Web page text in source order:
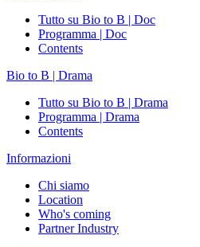
Tutto su Bio to B | Doc
Programma | Doc
Contents
Bio to B | Drama
Tutto su Bio to B | Drama
Programma | Drama
Contents
Informazioni
Chi siamo
Location
Who's coming
Partner Industry